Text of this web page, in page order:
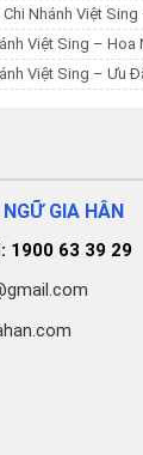
Nhánh Việt
Việt Sing –
Việt Sing – Ưu
GIA HÂN
1900 63 39 29